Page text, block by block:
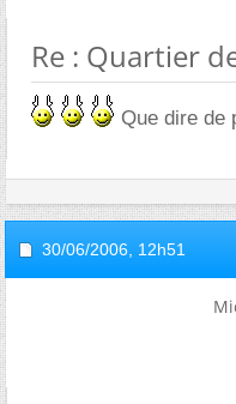
Re : Quartier
Que dire de
30/06/2006, 12h51